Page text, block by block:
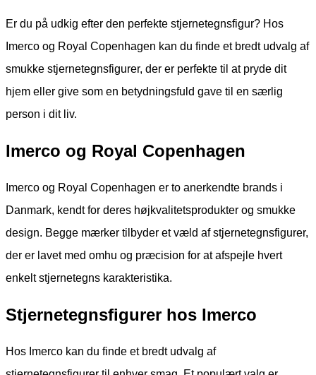
Er du på udkig efter den perfekte stjernetegnsfigur? Hos
Imerco og Royal Copenhagen kan du finde et bredt udvalg af
smukke stjernetegnsfigurer, der er perfekte til at pryde dit
hjem eller give som en betydningsfuld gave til en særlig
person i dit liv.
Imerco og Royal Copenhagen
Imerco og Royal Copenhagen er to anerkendte brands i
Danmark, kendt for deres højkvalitetsprodukter og smukke
design. Begge mærker tilbyder et væld af stjernetegnsfigurer,
der er lavet med omhu og præcision for at afspejle hvert
enkelt stjernetegns karakteristika.
Stjernetegnsfigurer hos Imerco
Hos Imerco kan du finde et bredt udvalg af